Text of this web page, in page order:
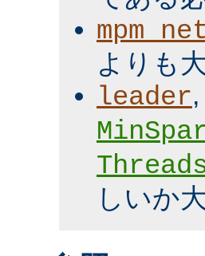
よりも
leader,
しいか